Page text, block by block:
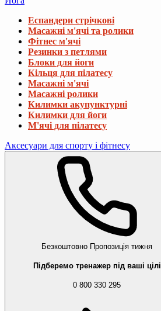
Еспандери стрічкові
Масажні м'ячі та ролики
Фітнес м'ячі
Резинки з петлями
Блоки для йоги
Кільця для пілатесу
Масажні м'ячі
Масажні ролики
Килимки акупунктурні
Килимки для йоги
М'ячі для пілатесу
Аксесуари для спорту і фітнесу
Безкоштовно Пропозиція тижня
Підберемо тренажер під ваші цілі
0 800 330 295